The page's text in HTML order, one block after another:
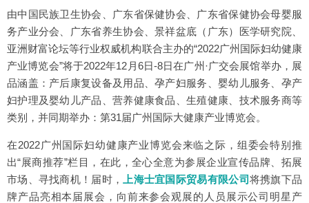
由中国民族卫生协会、广东省保健协会、广东省保健协会母婴服
务产业分会、广东省养生协会、景祥盆底（广东）医学研究院、
亚洲财富论坛等行业权威机构联合主办的“2022广州国际妇幼健康
产业博览会”将于2022年12月6日-8日在广州·广交会展馆举办，展
品涵盖：产后康复设备及用品、孕产妇服务、婴幼儿服务、孕产
妇护理及婴幼儿产品、营养健康食品、生殖健康、技术服务商等
类别，并同期举办：第31届广州国际大健康产业博览会。
在2022广州国际妇幼健康产业博览会来临之际，组委会特别推
出“展商推荐”栏目，在此，全心全意为参展企业宣传品牌、拓展
市场、寻找商机！届时，
上海士宜国际贸易有限公司将携旗下品
牌产品亮相本届展会，向前来参会观展的人员展示公司明星产